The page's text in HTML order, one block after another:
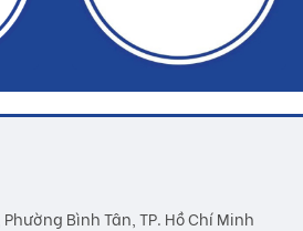
Bình Tân, TP. Hồ Chí Minh